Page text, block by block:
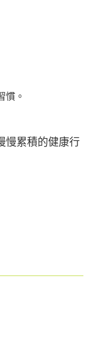
慣。
慢累積的健康行